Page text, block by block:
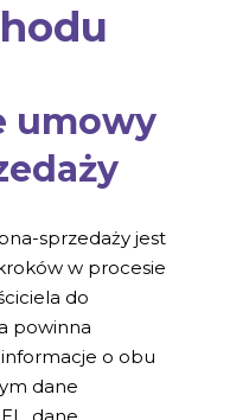
umowy
sprzedaży jest
w procesie
do
powinna
informacje o obu
dane